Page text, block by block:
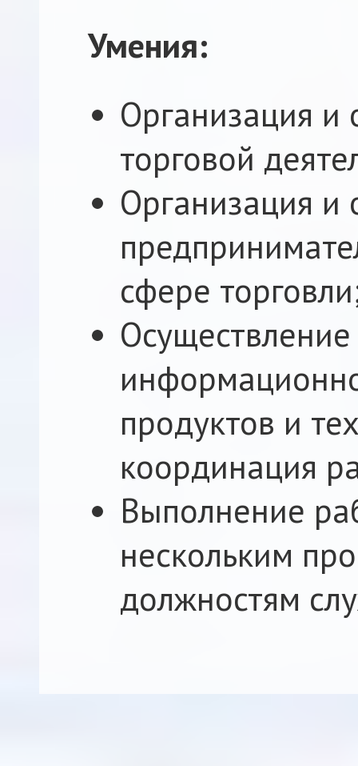
Умения:
Организация и
торговой
Организация и
сфере
продуктов и
координация
Выполнение
нескольким
должностям